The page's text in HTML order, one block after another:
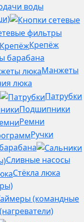
воды
Крепёж
барабана
Манжеты
люка
Патрубки
Подшипники
Ремни
Ручки
Сливные насосы
Стёкла люка
(командные